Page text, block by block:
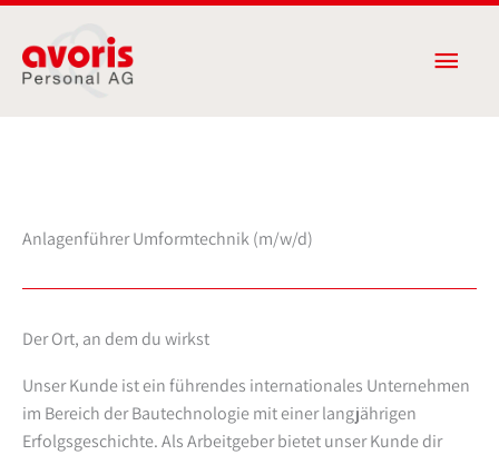
Inhalt
springen
Anlagenführer Umformtechnik (m/w/d)
Der Ort, an dem du wirkst
Unser Kunde ist ein führendes internationales Unternehmen
im Bereich der Bautechnologie mit einer langjährigen
Erfolgsgeschichte. Als Arbeitgeber bietet unser Kunde dir